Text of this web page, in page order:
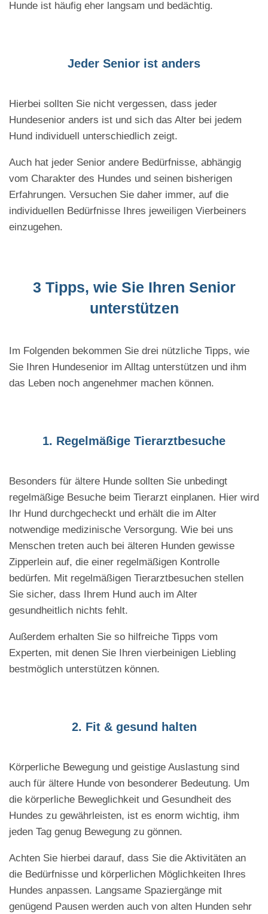
Hunde ist häufig eher langsam und bedächtig.
Jeder Senior ist anders
Hierbei sollten Sie nicht vergessen, dass jeder
Hundesenior anders ist und sich das Alter bei jedem
Hund individuell unterschiedlich zeigt.
Auch hat jeder Senior andere Bedürfnisse, abhängig
vom Charakter des Hundes und seinen bisherigen
Erfahrungen. Versuchen Sie daher immer, auf die
individuellen Bedürfnisse Ihres jeweiligen Vierbeiners
einzugehen.
3 Tipps, wie Sie Ihren Senior
unterstützen
Im Folgenden bekommen Sie drei nützliche Tipps, wie
Sie Ihren Hundesenior im Alltag unterstützen und ihm
das Leben noch angenehmer machen können.
1. Regelmäßige Tierarztbesuche
Besonders für ältere Hunde sollten Sie unbedingt
regelmäßige Besuche beim Tierarzt einplanen. Hier wird
Ihr Hund durchgecheckt und erhält die im Alter
notwendige medizinische Versorgung. Wie bei uns
Menschen treten auch bei älteren Hunden gewisse
Zipperlein auf, die einer regelmäßigen Kontrolle
bedürfen. Mit regelmäßigen Tierarztbesuchen stellen
Sie sicher, dass Ihrem Hund auch im Alter
gesundheitlich nichts fehlt.
Außerdem erhalten Sie so hilfreiche Tipps vom
Experten, mit denen Sie Ihren vierbeinigen Liebling
bestmöglich unterstützen können.
2. Fit & gesund halten
Körperliche Bewegung und geistige Auslastung sind
auch für ältere Hunde von besonderer Bedeutung. Um
die körperliche Beweglichkeit und Gesundheit des
Hundes zu gewährleisten, ist es enorm wichtig, ihm
jeden Tag genug Bewegung zu gönnen.
Achten Sie hierbei darauf, dass Sie die Aktivitäten an
die Bedürfnisse und körperlichen Möglichkeiten Ihres
Hundes anpassen. Langsame Spaziergänge mit
genügend Pausen werden auch von alten Hunden sehr